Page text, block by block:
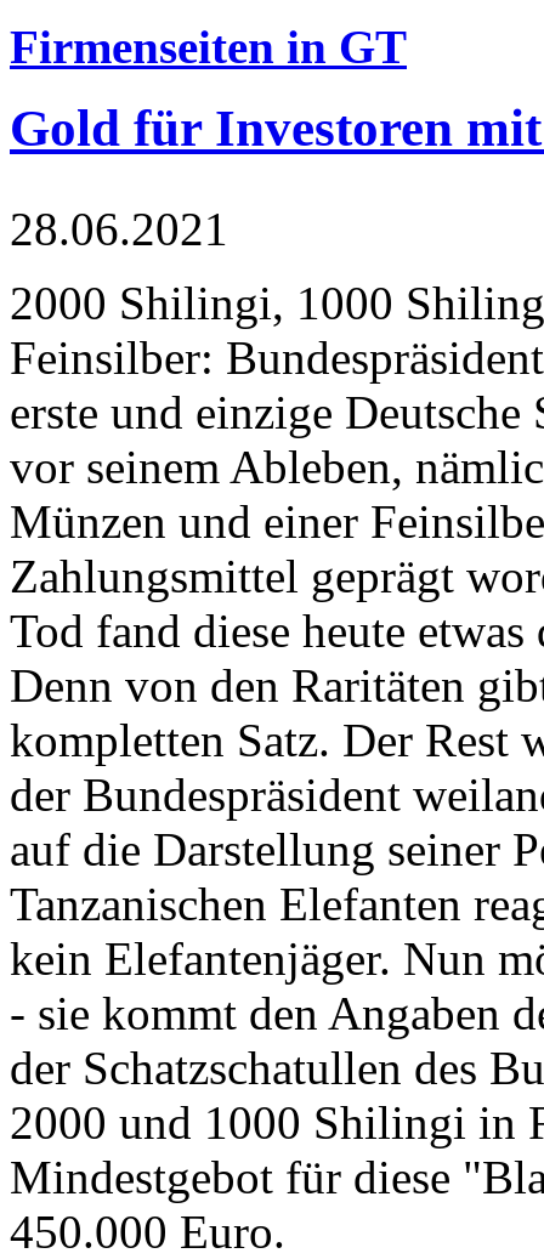
Firmenseiten in GT
Gold für Investoren
28.06.2021
2000 Shilingi, 1000
Feinsilber:
erste und einzige Deutsche
vor seinem Ableben,
Münzen und einer
Zahlungsmittel geprägt
Tod fand diese heute
Denn von den Raritäten
kompletten Satz. Der Rest
der Bundespräsident
auf die Darstellung seiner
Tanzanischen Elefanten
kein Elefantenjäger. Nun
- sie kommt den Angaben
der Schatzschatullen des
2000 und 1000 Shilingi in
Mindestgebot für diese
450.000 Euro.